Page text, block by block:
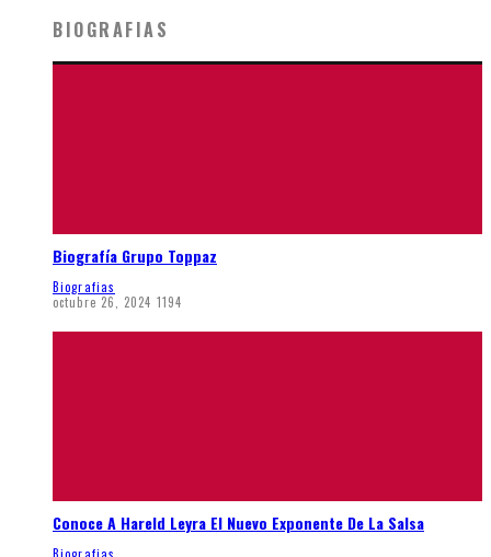
BIOGRAFIAS
Biografía Grupo Toppaz
Biografias
octubre 26, 2024 1194
Conoce A Hareld Leyra El Nuevo Exponente De La Salsa